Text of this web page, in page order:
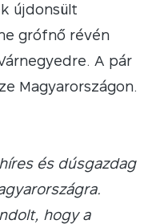
újdonsült
grófnő révén
A pár
Magyarországon.
és dúsgazdag
hogy a